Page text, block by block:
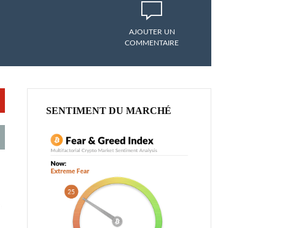
AJOUTER UN
COMMENTAIRE
SENTIMENT DU MARCHÉ